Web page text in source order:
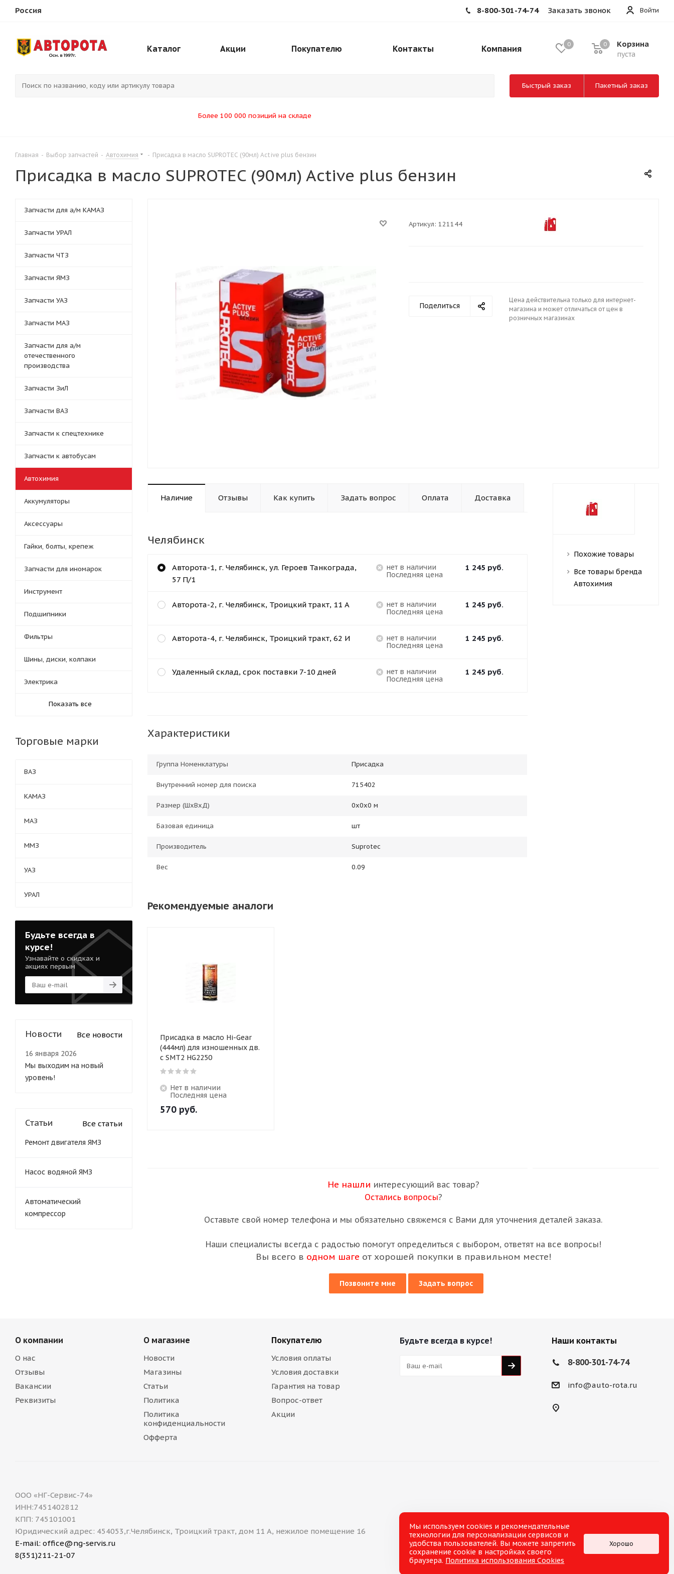
Россия Войти
8-800-301-74-74 Заказать звонок
0 Корзина
пуста
0
Каталог Акции Покупателю Контакты Компания
Более 100 000 позиций на складе
Быстрый заказ Пакетный заказ
Главная - Выбор запчастей - Автохимия - Присадка в масло SUPROTEC (90мл) Active plus бензин
Присадка в масло SUPROTEC (90мл) Active plus бензин
Артикул: 121144
Поделиться
Цена действительна только для интернет-
магазина и может отличаться от цен в
розничных магазинах
Наличие Отзывы Как купить Задать вопрос Оплата Доставка
Челябинск
Нет в наличии
Последняя цена
1 245 руб.
Авторота-1, г. Челябинск, ул. Героев Танкограда,
57 П/1
Нет в наличии
Последняя цена
1 245 руб.
Авторота-2, г. Челябинск, Троицкий тракт, 11 А
Нет в наличии
Последняя цена
1 245 руб.
Авторота-4, г. Челябинск, Троицкий тракт, 62 И
Нет в наличии
Последняя цена
1 245 руб.
Удаленный склад, срок поставки 7-10 дней
Характеристики
Группа Номенклатуры Присадка
Внутренний номер для поиска 715402
Размер (ШхВхД) 0х0х0 м
Базовая единица шт
Производитель Suprotec
Вес 0.09
Рекомендуемые аналоги
Присадка в масло Hi-Gear
(444мл) для изношенных дв.
с SMT2 HG2250
Нет в наличии
Последняя цена
570 руб.
Похожие товары
Все товары бренда
Автохимия
Не нашли интересующий вас товар?
Остались вопросы?
Оставьте свой номер телефона и мы обязательно свяжемся с Вами для уточнения деталей заказа.
Наши специалисты всегда с радостью помогут определиться с выбором, ответят на все вопросы!
Вы всего в одном шаге от хорошей покупки в правильном месте!
Позвоните мне Задать вопрос
Запчасти для а/м КАМАЗ
Запчасти УРАЛ
Запчасти ЧТЗ
Запчасти ЯМЗ
Запчасти УАЗ
Запчасти МАЗ
Запчасти для а/м
отечественного
производства
Запчасти ЗиЛ
Запчасти ВАЗ
Запчасти к спецтехнике
Запчасти к автобусам
Автохимия
Аккумуляторы
Аксессуары
Гайки, болты, крепеж
Запчасти для иномарок
Инструмент
Подшипники
Фильтры
Шины, диски, колпаки
Электрика
Показать все
Торговые марки
ВАЗ
КАМАЗ
МАЗ
ММЗ
УАЗ
УРАЛ
Будьте всегда в
курсе!
Узнавайте о скидках и
акциях первым
Новости Все новости
16 января 2026
Мы выходим на новый
уровень!
Статьи Все статьи
Ремонт двигателя ЯМЗ
Насос водяной ЯМЗ
Автоматический
компрессор
О компании
О нас
Отзывы
Вакансии
Реквизиты
О магазине
Новости
Магазины
Статьи
Политика
Политика
конфиденциальности
Офферта
Покупателю
Условия оплаты
Условия доставки
Гарантия на товар
Вопрос-ответ
Акции
Будьте всегда в курсе! Наши контакты
8-800-301-74-74
info@auto-rota.ru
ООО «НГ-Сервис-74»
ИНН:7451402812
КПП: 745101001
Юридический адрес: 454053,г.Челябинск, Троицкий тракт, дом 11 А, нежилое помещение 16
E-mail: office@ng-servis.ru
8(351)211-21-07
Мы используем cookies и рекомендательные
технологии для персонализации сервисов и
удобства пользователей. Вы можете запретить
сохранение cookie в настройках своего
браузера. Политика использования Cookies
Хорошо